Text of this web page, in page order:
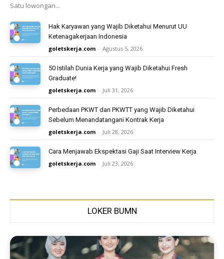
Satu lowongan...
Hak Karyawan yang Wajib Diketahui Menurut UU
Ketenagakerjaan Indonesia
goletskerja.com - Agustus 5, 2026
50 Istilah Dunia Kerja yang Wajib Diketahui Fresh
Graduate!
goletskerja.com - Juli 31, 2026
Perbedaan PKWT dan PKWTT yang Wajib Diketahui
Sebelum Menandatangani Kontrak Kerja
goletskerja.com - Juli 28, 2026
Cara Menjawab Ekspektasi Gaji Saat Interview Kerja
goletskerja.com - Juli 23, 2026
LOKER BUMN